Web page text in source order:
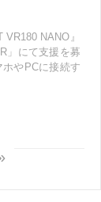
NANO』
」にて支援を募
やPCに接続す